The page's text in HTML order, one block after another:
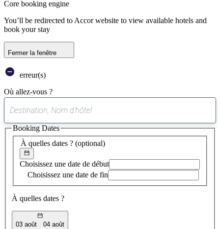
Core booking engine
You’ll be redirected to Accor website to view available hotels and
book your stay
Fermer la fenêtre
erreur(s)
Où allez-vous ?
suggestion
trouvée
À quelles dates ? (optional)
Choisissez une date de début
Choisissez une date de fin
À quelles dates ?
03 août 04 août
Booking Dates